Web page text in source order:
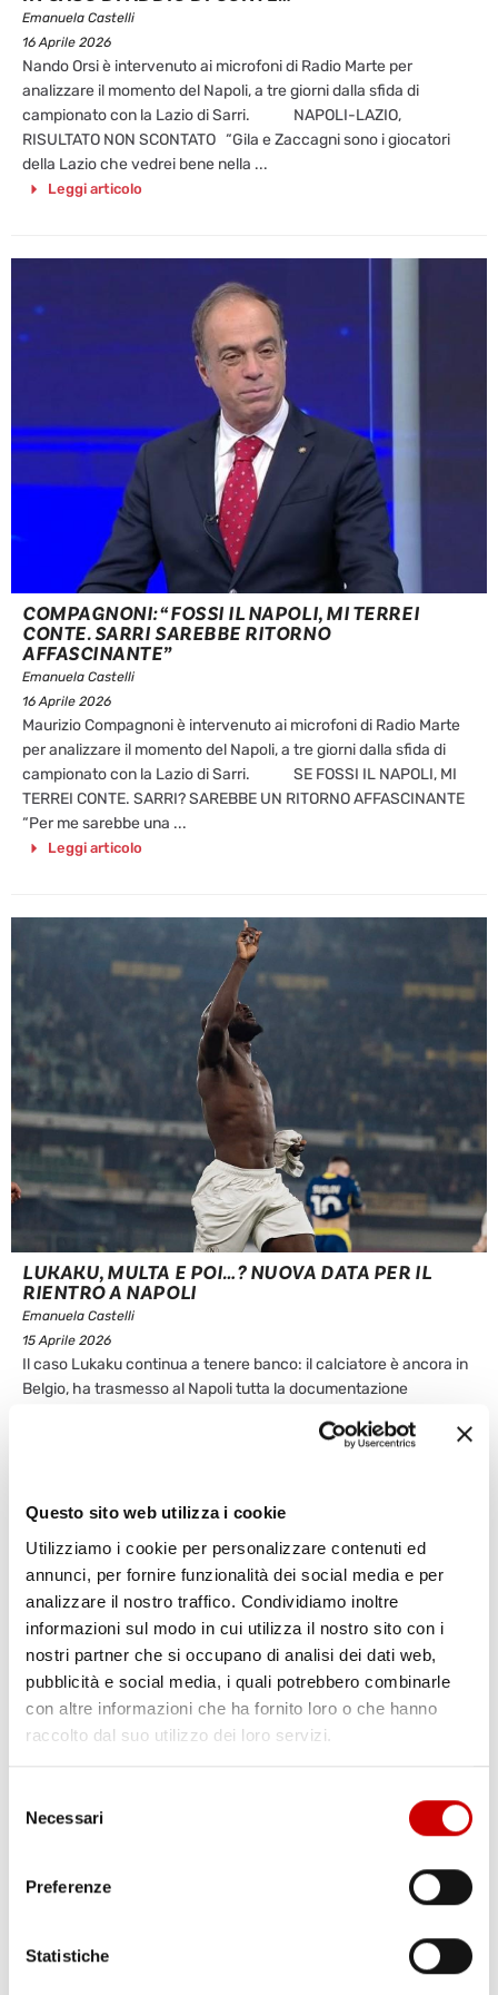
Questo sito web utilizza i cookie
Utilizziamo i cookie per personalizzare contenuti ed
annunci, per fornire funzionalità dei social media e per
analizzare il nostro traffico. Condividiamo inoltre
informazioni sul modo in cui utilizza il nostro sito con i
nostri partner che si occupano di analisi dei dati web,
pubblicità e social media, i quali potrebbero combinarle
con altre informazioni che ha fornito loro o che hanno
raccolto dal suo utilizzo dei loro servizi.
delNecessari
Preferenze
Statistiche
Emanuela Castelli
16 Aprile 2026
Nando Orsi è intervenuto ai microfoni di Radio Marte per
analizzare il momento del Napoli, a tre giorni dalla sfida di
campionato con la Lazio di Sarri. NAPOLI-LAZIO,
RISULTATO NON SCONTATO “Gila e Zaccagni sono i giocatori
della Lazio che vedrei bene nella ...
Leggi articolo
COMPAGNONI: “FOSSI IL NAPOLI, MI TERREI
CONTE. SARRI SAREBBE RITORNO
AFFASCINANTE”
Emanuela Castelli
16 Aprile 2026
Maurizio Compagnoni è intervenuto ai microfoni di Radio Marte
per analizzare il momento del Napoli, a tre giorni dalla sfida di
campionato con la Lazio di Sarri. SE FOSSI IL NAPOLI, MI
TERREI CONTE. SARRI? SAREBBE UN RITORNO AFFASCINANTE
“Per me sarebbe una ...
Leggi articolo
LUKAKU, MULTA E POI…? NUOVA DATA PER IL
RIENTRO A NAPOLI
Emanuela Castelli
15 Aprile 2026
Il caso Lukaku continua a tenere banco: il calciatore è ancora in
Belgio, ha trasmesso al Napoli tutta la documentazione
nuovamente la data di rientro all’ombra del Vesuvio.
LOBOTKA-ANGUISSA VERSO L’ADDIO, IL NAPOLI
Emanuela Castelli